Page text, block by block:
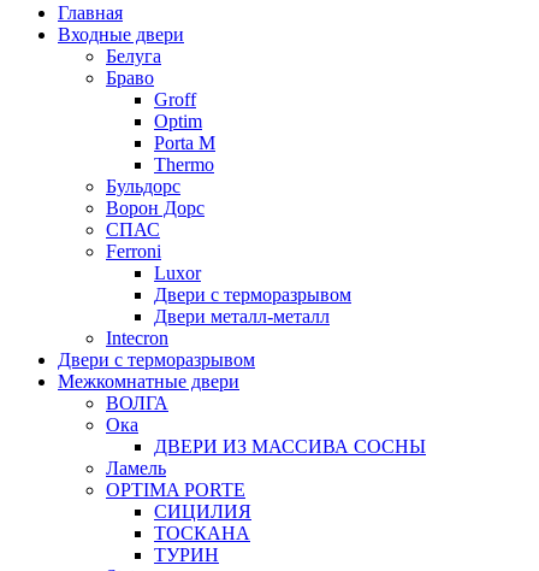
Главная
Входные двери
Белуга
Браво
Groff
Optim
Porta М
Thermo
Бульдорс
Ворон Дорс
СПАС
Ferroni
Luxor
Двери с терморазрывом
Двери металл-металл
Intecron
Двери с терморазрывом
Межкомнатные двери
ВОЛГА
Ока
ДВЕРИ ИЗ МАССИВА СОСНЫ
Ламель
OPTIMA PORTE
СИЦИЛИЯ
ТОСКАНА
ТУРИН